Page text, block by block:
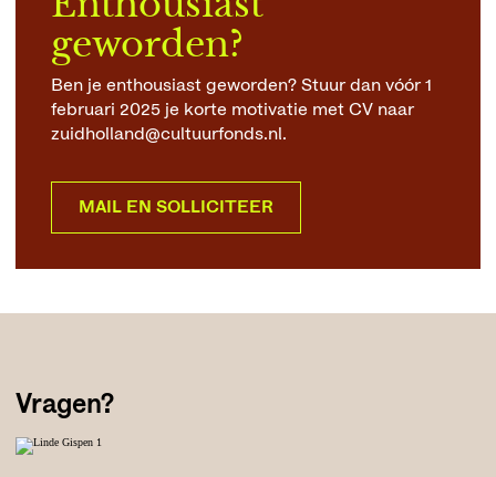
geworden?
Ben je enthousiast geworden? Stuur dan vóór 1
februari 2025 je korte motivatie met CV naar
zuidholland@cultuurfonds.nl.
MAIL EN SOLLICITEER
Vragen?